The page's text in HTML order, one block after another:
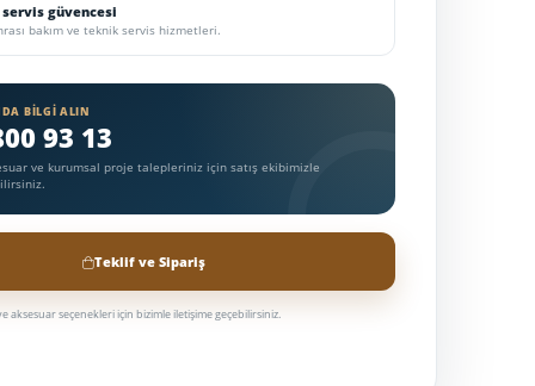
güvencesi
bakım ve teknik servis hizmetleri.
BILGI ALIN
93 13
ve kurumsal proje talepleriniz için satış ekibimizle
Teklif ve Sipariş
aksesuar seçenekleri için bizimle iletişime geçebilirsiniz.